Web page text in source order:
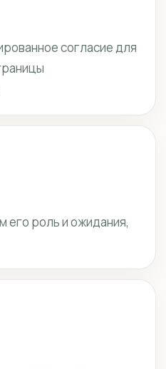
согласие для
роль и ожидания,